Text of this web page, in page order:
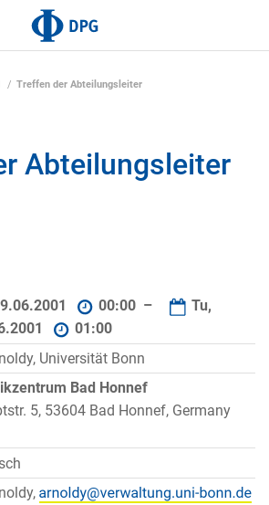
Treffen der Abteilungsleiter
Abteilungsleiter
00:00 –
Tu,
01:00
Universität Bonn
Bad Honnef
5, 53604 Bad Honnef, Germany